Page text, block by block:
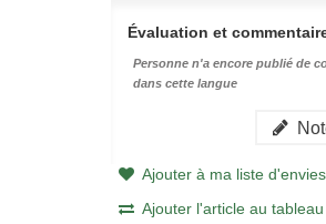
Évaluation et
Personne n'a encore publié de
dans cette langue
Ajouter à ma liste d'envies
Ajouter l'article au